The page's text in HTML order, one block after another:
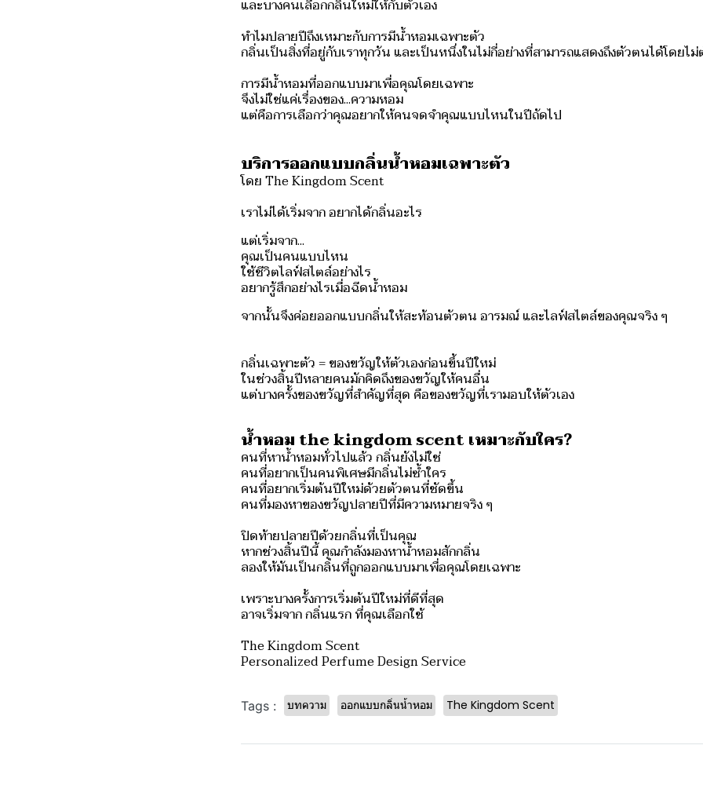
และบางคนเลือกกลิ่นใหม่ให้กับตัวเอง
ทำไมปลายปีถึงเหมาะกับการมีน้ำหอมเฉพาะตัว
กลิ่นเป็นสิ่งที่อยู่กับเราทุกวัน และเป็นหนึ่งในไม่กี่อย่างที่สามารถแสดงถึงตัวตนได้โดยไ
การมีน้ำหอมที่ออกแบบมาเพื่อคุณโดยเฉพาะ
จึงไม่ใช่แค่เรื่องของ...ความหอม
แต่คือการเลือกว่าคุณอยากให้คนจดจำคุณแบบไหนในปีถัดไป
บริการออกแบบกลิ่นน้ำหอมเฉพาะตัว
โดย The Kingdom Scent
เราไม่ได้เริ่มจาก อยากได้กลิ่นอะไร
แต่เริ่มจาก...
คุณเป็นคนแบบไหน
ใช้ชีวิตไลฟ์สไตล์อย่างไร
อยากรู้สึกอย่างไรเมื่อฉีดน้ำหอม
จากนั้นจึงค่อยออกแบบกลิ่นให้สะท้อนตัวตน อารมณ์ และไลฟ์สไตล์ของคุณจริง ๆ
กลิ่นเฉพาะตัว = ของขวัญให้ตัวเองก่อนขึ้นปีใหม่
ในช่วงสิ้นปีหลายคนมักคิดถึงของขวัญให้คนอื่น
แต่บางครั้งของขวัญที่สำคัญที่สุด คือของขวัญที่เรามอบให้ตัวเอง
น้ำหอม the kingdom scent เหมาะกับใคร?
คนที่หาน้ำหอมทั่วไปแล้ว กลิ่นยังไม่ใช่
คนที่อยากเป็นคนพิเศษมีกลิ่นไม่ซ้ำใคร
คนที่อยากเริ่มต้นปีใหม่ด้วยตัวตนที่ชัดขึ้น
คนที่มองหาของขวัญปลายปีที่มีความหมายจริง ๆ
ปิดท้ายปลายปีด้วยกลิ่นที่เป็นคุณ
หากช่วงสิ้นปีนี้ คุณกำลังมองหาน้ำหอมสักกลิ่น
ลองให้มันเป็นกลิ่นที่ถูกออกแบบมาเพื่อคุณโดยเฉพาะ
เพราะบางครั้งการเริ่มต้นปีใหม่ที่ดีที่สุด
อาจเริ่มจาก กลิ่นแรก ที่คุณเลือกใช้
The Kingdom Scent
Personalized Perfume Design Service
Tags : บทความ ออกแบบกลิ่นน้ำหอม The Kingdom Scent